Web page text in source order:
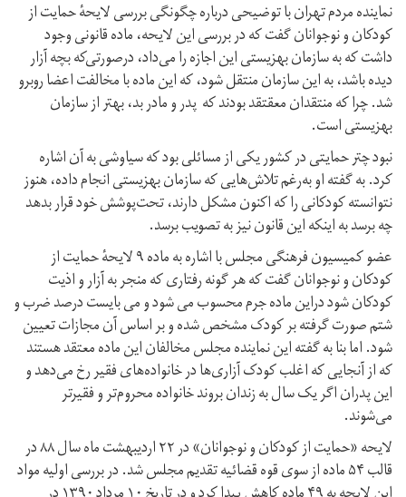
نماینده مردم تهران با توضیحی درباره چگونگی بررسی لایحهٔ حمایت از
کودکان و نوجوانان گفت که در بررسی این لایحه، ماده قانونی وجود
داشت که به سازمان بهزیستی این اجازه را می‌داد، درصورتی‌که بچه آزار
دیده باشد، به این سازمان منتقل شود، که این ماده با مخالفت اعضا روبرو
شد. چرا که منتقدان معقتقد بودند که پدر و مادر بد، بهتر از سازمان
بهزیستی است.
نبود چتر حمایتی در کشور یکی از مسائلی بود که سیاوشی به آن اشاره
کرد. به گفته او به‌رغم تلاش‌هایی که سازمان بهزیستی انجام داده، هنوز
نتوانسته کودکانی را که اکنون مشکل دارند، تحت‌پوشش خود قرار بدهد
چه برسد به اینکه این قانون نیز به تصویب برسد.
عضو کمیسیون فرهنگی مجلس با اشاره به ماده ۹ لایحهٔ حمایت از
کودکان و نوجوانان گفت که هر گونه رفتاری که منجر به آزار و اذیت
کودکان شود دراین ماده جرم محسوب می شود و می بایست درصد ضرب و
شتم صورت گرفته بر کودک مشخص شده و بر اساس آن مجازات تعیین
شود. اما بنا به گفته این نماینده مجلس مخالفان این ماده معتقد هستند
که از آنجایی که اغلب کودک آزاری‌ها در خانواده‌های فقیر رخ می‌دهد و
این پدران اگر یک سال به زندان بروند خانواده محروم‌تر و فقیر‌تر
می‌شوند.
لایحه «حمایت از کودکان و نوجوانان» در ۲۲ اردیبهشت ماه سال ۸۸ در
قالب ۵۴ ماده از سوی قوه قضائیه تقدیم مجلس شد. در بررسی اولیه مواد